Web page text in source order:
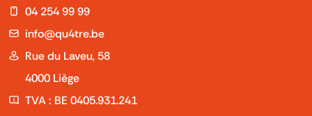
04 254 99 99
info@qu4tre.be
Rue du Laveu, 58
4000 Liège
TVA : BE 0405.931.241